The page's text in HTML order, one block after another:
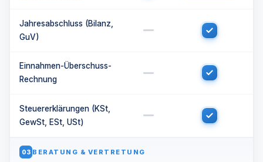
Jahresabschluss (Bilanz,
GuV)
Einnahmen-Überschuss-
Rechnung
Steuererklärungen (KSt,
GewSt, ESt, USt)
03 BERATUNG & VERTRETUNG